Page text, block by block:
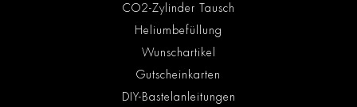
CO2-Zylinder Tausch
Heliumbefüllung
Wunschartikel
Gutscheinkarten
DIY-Bastelanleitungen